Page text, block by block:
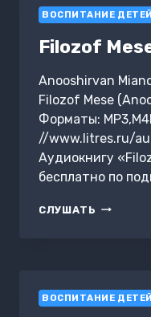
ВОСПИТАНИЕ ДЕТЕЙ
Filozof
Anooshirvan
Filozof Mese
Форматы:
//www.litres.ru/
Аудиокнигу
бесплатно по
СЛУШАТЬ FILOZOF
ВОСПИТАНИЕ ДЕТЕЙ